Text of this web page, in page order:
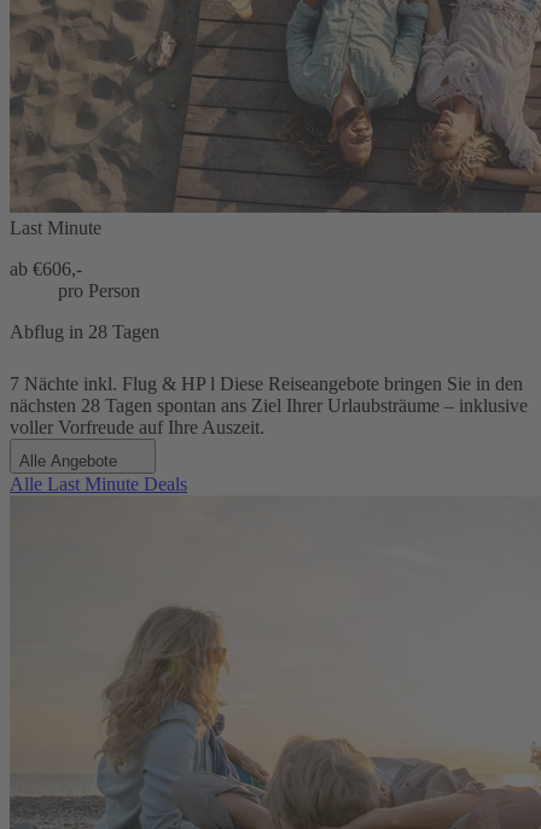
Last Minute
ab €606,-
pro Person
Abflug in 28 Tagen
7 Nächte inkl. Flug & HP l Diese Reiseangebote bringen Sie in den
nächsten 28 Tagen spontan ans Ziel Ihrer Urlaubsträume – inklusive
voller Vorfreude auf Ihre Auszeit.
Alle Angebote
Alle Last Minute Deals